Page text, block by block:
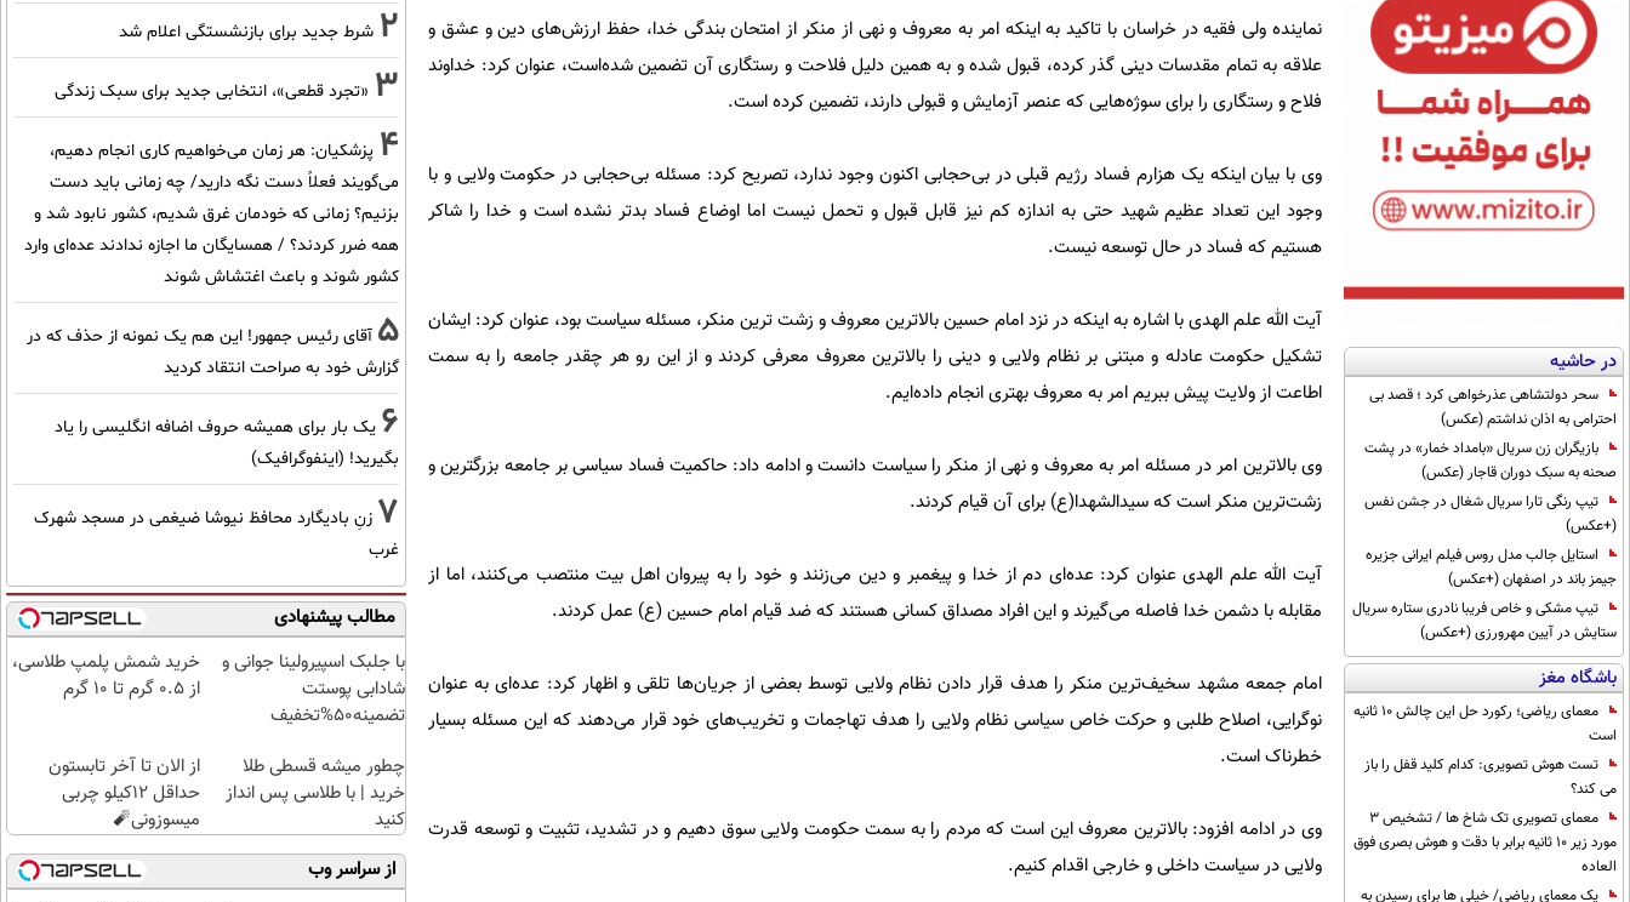
در حاشیه
سحر دولتشاهی عذرخواهی کرد ؛ قصد بی
احترامی به اذان نداشتم (عکس)
بازیگران زن سریال «بامداد خمار» در پشت
صحنه به سبک دوران قاجار (عکس)
تیپ رنگی تارا سریال شغال در جشن نفس
(+عکس)
استایل جالب مدل روس فیلم ایرانی جزیره
جیمز باند در اصفهان (+عکس)
تیپ مشکی و خاص فریبا نادری ستاره سریال
ستایش در آیین مهرورزی (+عکس)
باشگاه مغز
معمای ریاضی؛ رکورد حل این چالش 10 ثانیه
است
تست هوش تصویری: کدام کلید قفل را باز
می کند؟
معمای تصویری تک شاخ ها / تشخیص 3
مورد زیر 10 ثانیه برابر با دقت و هوش بصری فوق
العاده
یک معمای ریاضی/ خیلی ها برای رسیدن به
نماینده ولی فقیه در خراسان با تاکید به اینکه امر به معروف و نهی از منکر از امتحان بندگی خدا، حفظ ارزش‌های دین و عشق و
علاقه به تمام مقدسات دینی گذر کرده، قبول شده‌ و به همین دلیل فلاحت و رستگاری آن تضمین شده‌است، عنوان کرد: خداوند
فلاح و رستگاری را برای سوژه‌هایی که عنصر آزمایش و قبولی دارند، تضمین کرده‌ است.
وی با بیان اینکه یک هزارم فساد رژیم قبلی در بی‌حجابی اکنون وجود ندارد، تصریح کرد: مسئله بی‌حجابی در حکومت ولایی و با
وجود این تعداد عظیم شهید حتی به اندازه کم نیز قابل قبول و تحمل نیست اما اوضاع فساد بدتر نشده‌ است و خدا را شاکر
هستیم که فساد در حال توسعه نیست.
آیت الله علم الهدی با اشاره به اینکه در نزد امام حسین بالاترین معروف و زشت ترین منکر، مسئله سیاست بود، عنوان کرد: ایشان
تشکیل حکومت عادله و مبتنی بر نظام ولایی و دینی را بالاترین معروف معرفی کردند و از این رو هر چقدر جامعه را به سمت
اطاعت از ولایت پیش ببریم امر به معروف بهتری انجام داده‌ایم.
وی بالاترین امر در مسئله امر به معروف و نهی از منکر را سیاست دانست و ادامه داد: حاکمیت فساد سیاسی بر جامعه بزرگترین و
زشت‌ترین منکر است که سیدالشهدا(ع) برای آن قیام کردند.
آیت الله علم الهدی عنوان کرد: عده‌ای دم از خدا و پیغمبر و دین می‌زنند و خود را به پیروان اهل بیت منتصب می‌کنند، اما از
مقابله با دشمن خدا فاصله می‌گیرند و این افراد مصداق کسانی هستند که ضد قیام امام حسین (ع) عمل کردند.
امام جمعه مشهد سخیف‌ترین منکر را هدف قرار دادن نظام ولایی توسط بعضی از جریان‌ها تلقی و اظهار کرد: عده‌ای به عنوان
نوگرایی، اصلاح طلبی و حرکت خاص سیاسی نظام ولایی را هدف تهاجمات و تخریب‌های خود قرار می‌دهند که این مسئله بسیار
خطرناک است.
وی در ادامه افزود: بالاترین معروف این است که مردم را به سمت حکومت ولایی سوق دهیم و در تشدید، تثبیت و توسعه قدرت
ولایی در سیاست داخلی و خارجی اقدام کنیم.
2 شرط جدید برای بازنشستگی اعلام شد
3 «تجرد قطعی»، انتخابی جدید برای سبک زندگی
4 پزشکیان: هر زمان می‌خواهیم کاری انجام دهیم،
می‌گویند فعلاً دست نگه دارید/ چه زمانی باید دست
بزنیم؟ زمانی که خودمان غرق شدیم، کشور نابود شد و
همه ضرر کردند؟ / همسایگان ما اجازه ندادند عده‌ای وارد
کشور شوند و باعث اغتشاش شوند
5 آقای رئیس جمهور! این هم یک نمونه از حذف که در
گزارش خود به صراحت انتقاد کردید
6 یک بار برای همیشه حروف اضافه انگلیسی را یاد
بگیرید! (اینفوگرافیک)
7 زنِ بادیگارد محافظ نیوشا ضیغمی در مسجد شهرک
غرب
مطالب پیشنهادی
با جلبک اسپیرولینا جوانی و
شادابی پوستت
تضمینه50%تخفیف
خرید شمش پلمپ طلاسی،
از ۰.۵ گرم تا ۱۰ گرم
چطور میشه قسطی طلا
خرید | با طلاسی پس انداز
کنید
از الان تا آخر تابستون
حداقل 12کیلو چربی
میسوزونی🧨
از سراسر وب